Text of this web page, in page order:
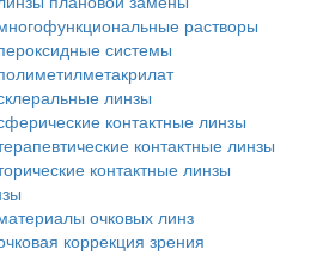
растворы
системы
линзы
контактные линзы
контактные линзы
контактные линзы
очковых линз
коррекция зрения